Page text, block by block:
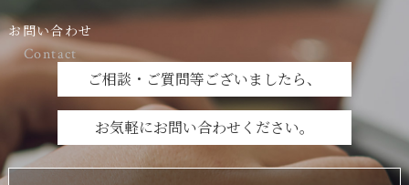
お問い合わせ
Contact
ご相談・ご質問等ございましたら、
お気軽にお問い合わせください。